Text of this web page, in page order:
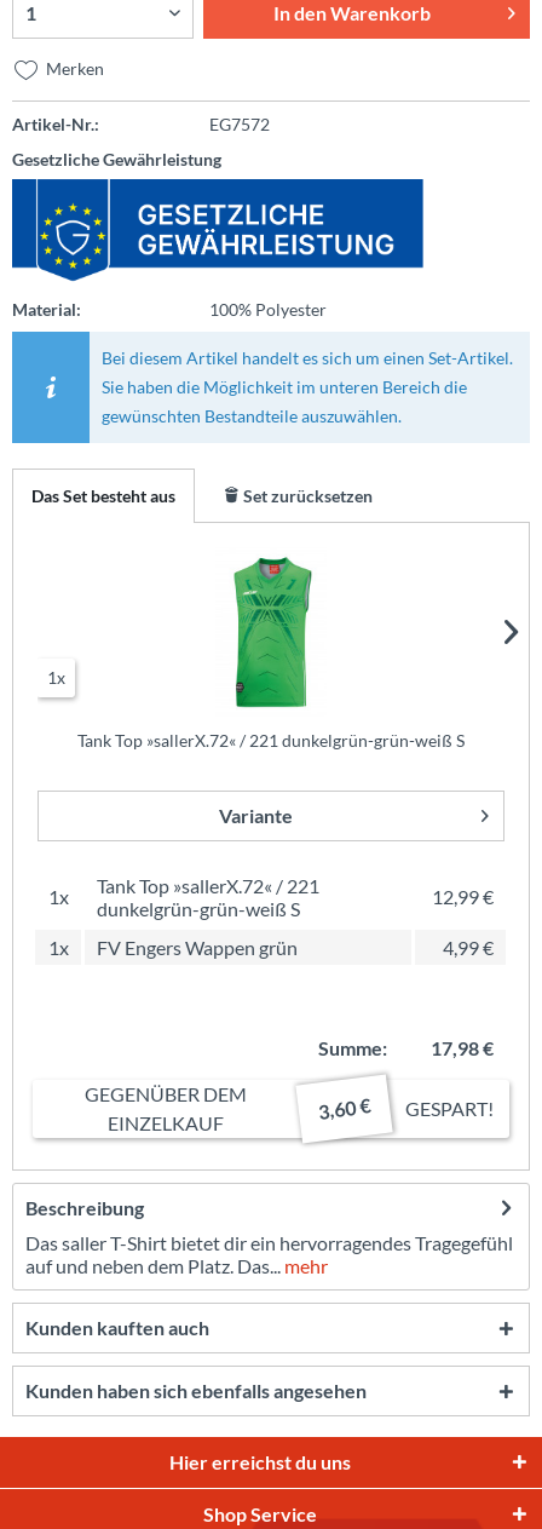
In denWarenkorb
Merken
Artikel-Nr.:
EG7572
Gesetzliche Gewährleistung
Material: 100% Polyester
Bei diesem Artikel handelt es sich um einen Set-Artikel.
Sie haben die Möglichkeit im unteren Bereich die
gewünschten Bestandteile auszuwählen.
Das Set besteht aus Set zurücksetzen
1x
Tank Top »sallerX.72« / 221 dunkelgrün-grün-weiß S
Variante
1x
Tank Top »sallerX.72« / 221
dunkelgrün-grün-weiß S
12,99 €
1x FV Engers Wappen grün 4,99 €
Summe:
17,98 €
GEGENÜBER DEM
EINZELKAUF
3,60 € GESPART!
Beschreibung
Das saller T-Shirt bietet dir ein hervorragendes Tragegefühl
auf und neben dem Platz. Das... mehr
Kunden kauften auch
Kunden haben sich ebenfalls angesehen
Hier erreichst du uns
Shop Service